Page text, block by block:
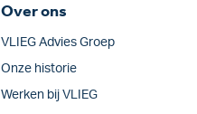
Over ons
VLIEG Advies Groep
Onze historie
Werken bij VLIEG